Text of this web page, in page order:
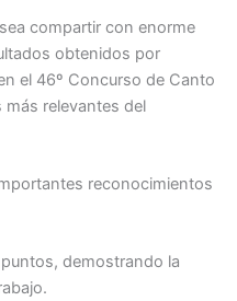
compartir con enorme
obtenidos por
el 46º Concurso de Canto
más relevantes del
reconocimientos
demostrando la